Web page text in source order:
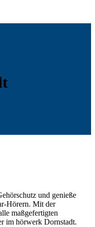
und genieße
Hörern. Mit der
maßgefertigten
im hörwerk Dornstadt.